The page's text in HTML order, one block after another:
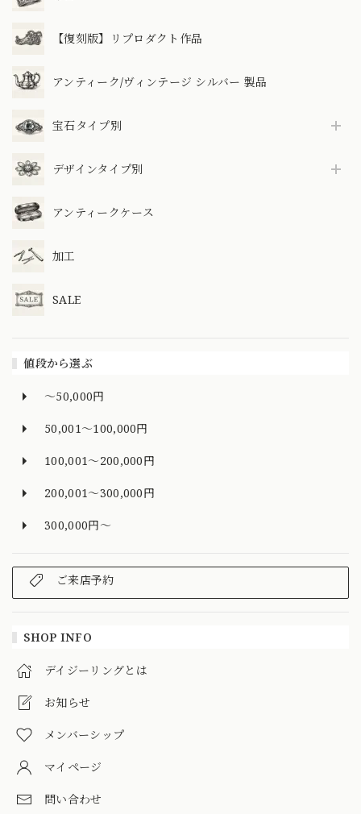
【復刻版】リプロダクト作品
アンティーク/ヴィンテージ シルバー 製品
宝石タイプ別
デザインタイプ別
アンティークケース
加工
SALE
値段から選ぶ
～50,000円
50,001～100,000円
100,001～200,000円
200,001～300,000円
300,000円～
ご来店予約
SHOP INFO
デイジーリングとは
お知らせ
メンバーシップ
マイページ
問い合わせ